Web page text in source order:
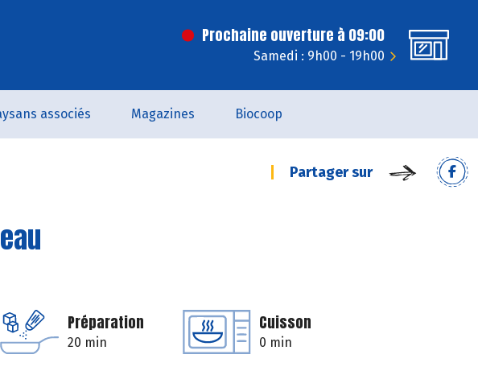
Prochaine ouverture à 09:00
Samedi : 9h00 - 19h00
associés Magazines Biocoop
Partager sur
Préparation
20 min
Cuisson
0 min